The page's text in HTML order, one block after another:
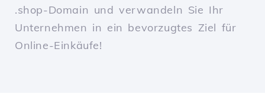
.shop-Domain und verwandeln Sie Ihr
Unternehmen in ein bevorzugtes Ziel für
Online-Einkäufe!